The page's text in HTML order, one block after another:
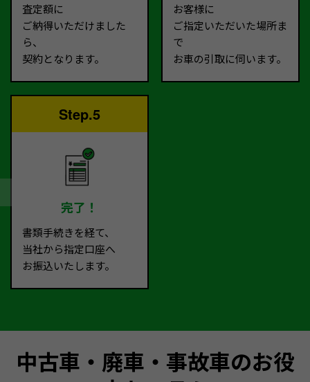
査定額に
ご納得いただけました
ら、
契約となります。
お客様に
ご指定いただいた場所ま
で
お車の引取に伺います。
Step.5
完了！
書類手続きを経て、
当社から指定口座へ
お振込いたします。
中古車・廃車・事故車のお役